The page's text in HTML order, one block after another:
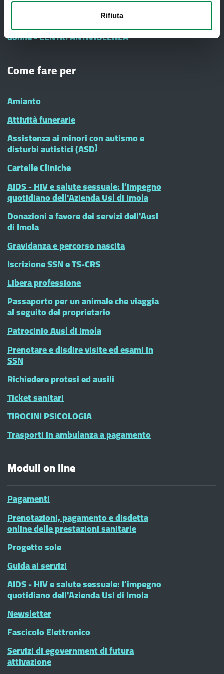
Rifiuta
Vaccinazioni Infanzia
#diciamoNo alla Violenza contro le
donne - CENTRI ANTIVIOLENZA
Come fare per
Amianto
Attività funerarie
Assistenza ai minori con autismo e
disturbi autistici (ASD)
Cartelle Cliniche
AIDS - HIV e salute sessuale: l’impegno
quotidiano dell'Azienda Usl di Imola
Donazioni a favore dei servizi dell'Ausl
di Imola
Gravidanza e percorso nascita
Iscrizione SSN e TS-CRS
Libera professione
Passaporto per un animale che viaggia
al seguito del proprietario
Patrocinio Ausl di Imola
Prenotare e disdire visite ed esami in
SSN
Richiedere protesi ed ausili
Ticket sanitari
TIROCINI PSICOLOGIA
Trasporti in ambulanza a pagamento
Moduli on line
Pagamenti
Prenotazioni, pagamento e disdetta
online delle prestazioni sanitarie
Progetto sole
Guida ai servizi
AIDS - HIV e salute sessuale: l’impegno
quotidiano dell'Azienda Usl di Imola
Newsletter
Fascicolo Elettronico
Servizi di egovernment di futura
attivazione